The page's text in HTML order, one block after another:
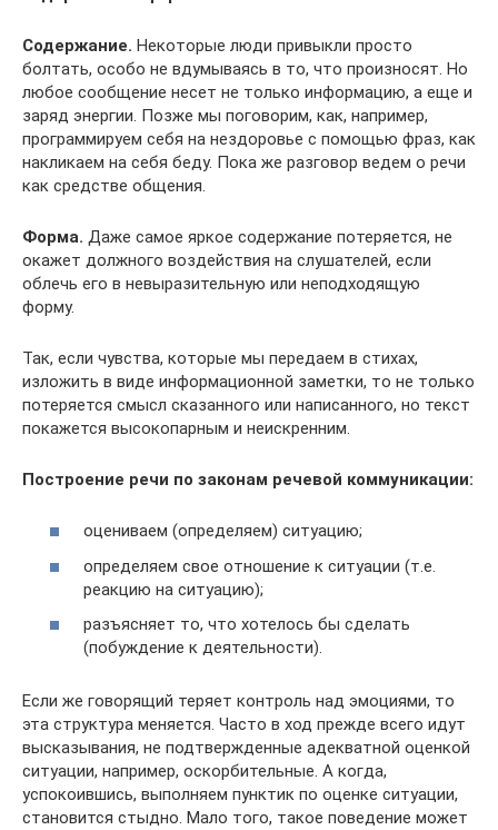
Содержание. Некоторые люди привыкли просто
болтать, особо не вдумываясь в то, что произносят. Но
любое сообщение несет не только информацию, а еще и
заряд энергии. Позже мы поговорим, как, например,
программируем себя на нездоровье с помощью фраз, как
накликаем на себя беду. Пока же разговор ведем о речи
как средстве общения.
Форма. Даже самое яркое содержание потеряется, не
окажет должного воздействия на слушателей, если
облечь его в невыразительную или неподходящую
форму.
Так, если чувства, которые мы передаем в стихах,
изложить в виде информационной заметки, то не только
потеряется смысл сказанного или написанного, но текст
покажется высокопарным и неискренним.
Построение речи по законам речевой коммуникации:
оцениваем (определяем) ситуацию;
определяем свое отношение к ситуации (т.е.
реакцию на ситуацию);
разъясняет то, что хотелось бы сделать
(побуждение к деятельности).
Если же говорящий теряет контроль над эмоциями, то
эта структура меняется. Часто в ход прежде всего идут
высказывания, не подтвержденные адекватной оценкой
ситуации, например, оскорбительные. А когда,
успокоившись, выполняем пунктик по оценке ситуации,
становится стыдно. Мало того, такое поведение может